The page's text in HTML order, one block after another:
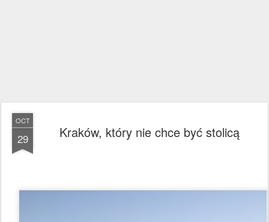
OCT
29 Kraków, który nie chce być stolicą